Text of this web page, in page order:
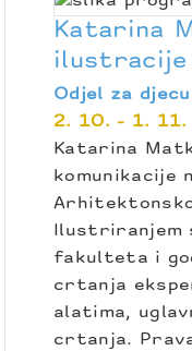
Katarina
ilustracije
Odjel za djecu
2. 10. - 1. 11.
Katarina
komunikacije
Ilustriranjem
fakulteta i
crtanja
alatima,
crtanja.